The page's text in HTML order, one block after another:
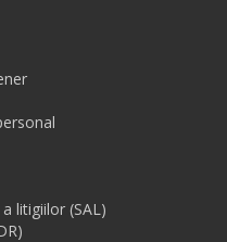
litigiilor (SAL)